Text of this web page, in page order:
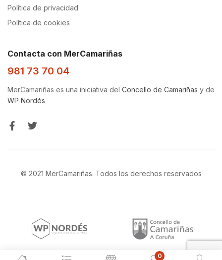
0
Política de privacidad
Política de cookies
Contacta con MerCamariñas
981 73 70 04
MerCamariñas es una iniciativa del Concello de Camariñas y de
WP Nordés
© 2021 MerCamariñas. Todos los derechos reservados